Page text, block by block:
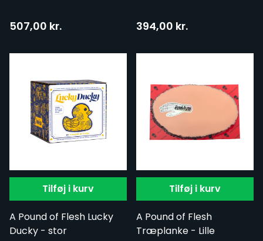
507,00 kr. 394,00 kr.
Tilføj i kurv
A Pound of Flesh Lucky
Ducky - stor
Tilføj i kurv
A Pound of Flesh
Træplanke - Lille